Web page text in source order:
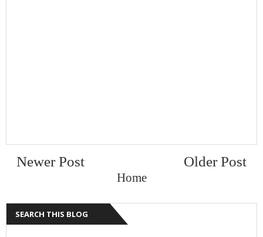
Newer Post Older Post
Home
SEARCH THIS BLOG